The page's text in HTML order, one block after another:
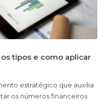
tipos e como aplicar
estratégico que auxilia
os números financeiros